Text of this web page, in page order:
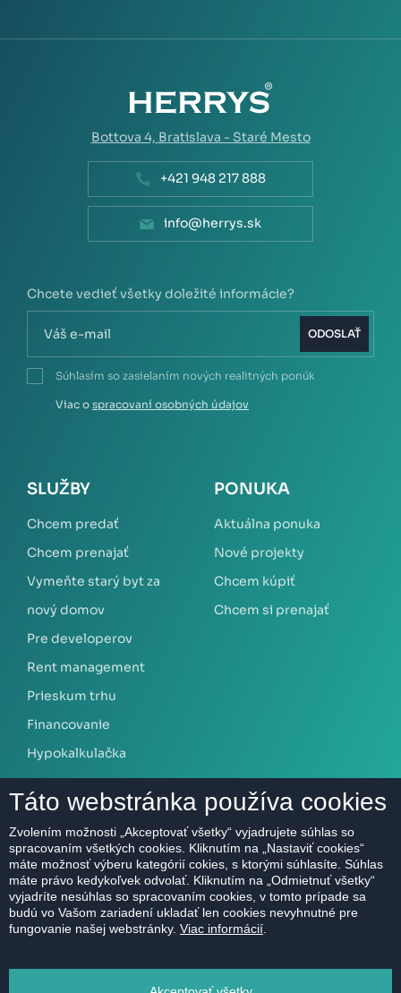
Bottova 4, Bratislava - Staré Mesto
+421 948 217 888
info@herrys.sk
Chcete vedieť všetky doležité informácie?
ODOSLAŤ
Súhlasím so zasielaním nových realitných ponúk
Viac o spracovaní osobných údajov
SLUŽBY
Chcem predať
Chcem prenajať
Vymeňte starý byt za
nový domov
Pre developerov
Rent management
Prieskum trhu
Financovanie
Hypokalkulačka
PONUKA
Aktuálna ponuka
Nové projekty
Chcem kúpiť
Chcem si prenajať
O NÁS
O spoločnosti
Kontakt
Referencie
Kariéra
Etický kódex
Táto webstránka používa cookies
Zvolením možnosti „Akceptovať všetky“ vyjadrujete súhlas so
spracovaním všetkých cookies. Kliknutím na „Nastaviť cookies“
máte možnosť výberu kategórií cokies, s ktorými súhlasíte. Súhlas
máte právo kedykoľvek odvolať. Kliknutím na „Odmietnuť všetky“
vyjadríte nesúhlas so spracovaním cookies, v tomto prípade sa
budú vo Vašom zariadení ukladať len cookies nevyhnutné pre
fungovanie našej webstránky. Viac informácií